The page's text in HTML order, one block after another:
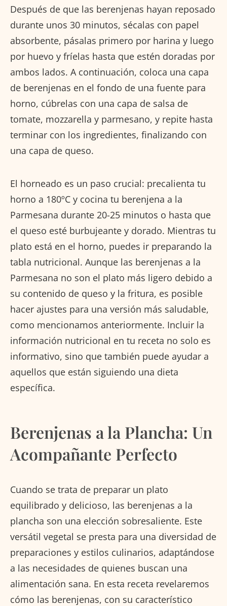
Después de que las berenjenas hayan reposado
durante unos 30 minutos, sécalas con papel
absorbente, pásalas primero por harina y luego
por huevo y fríelas hasta que estén doradas por
ambos lados. A continuación, coloca una capa
de berenjenas en el fondo de una fuente para
horno, cúbrelas con una capa de salsa de
tomate, mozzarella y parmesano, y repite hasta
terminar con los ingredientes, finalizando con
una capa de queso.
El horneado es un paso crucial: precalienta tu
horno a 180ºC y cocina tu berenjena a la
Parmesana durante 20-25 minutos o hasta que
el queso esté burbujeante y dorado. Mientras tu
plato está en el horno, puedes ir preparando la
tabla nutricional. Aunque las berenjenas a la
Parmesana no son el plato más ligero debido a
su contenido de queso y la fritura, es posible
hacer ajustes para una versión más saludable,
como mencionamos anteriormente. Incluir la
información nutricional en tu receta no solo es
informativo, sino que también puede ayudar a
aquellos que están siguiendo una dieta
específica.
Berenjenas a la Plancha: Un
Acompañante Perfecto
Cuando se trata de preparar un plato
equilibrado y delicioso, las berenjenas a la
plancha son una elección sobresaliente. Este
versátil vegetal se presta para una diversidad de
preparaciones y estilos culinarios, adaptándose
a las necesidades de quienes buscan una
alimentación sana. En esta receta revelaremos
cómo las berenjenas, con su característico